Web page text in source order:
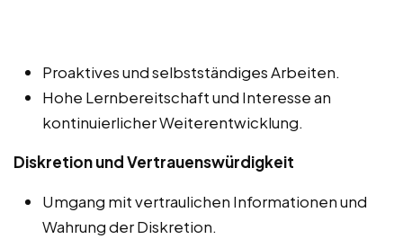
Proaktives und selbstständiges Arbeiten.
Hohe Lernbereitschaft und Interesse an
kontinuierlicher Weiterentwicklung.
Diskretion und Vertrauenswürdigkeit
Umgang mit vertraulichen Informationen und
Wahrung der Diskretion.